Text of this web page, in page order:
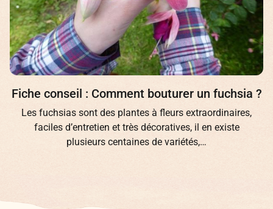
Fiche conseil : Comment bouturer un fuchsia ?
Les fuchsias sont des plantes à fleurs extraordinaires,
faciles d’entretien et très décoratives, il en existe
plusieurs centaines de variétés,…